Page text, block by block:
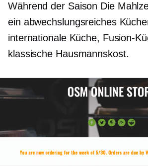
Während der Saison Die
ein abwechslungsreiches
internationale Küche, Fusion-
klassische Hausmannskost.